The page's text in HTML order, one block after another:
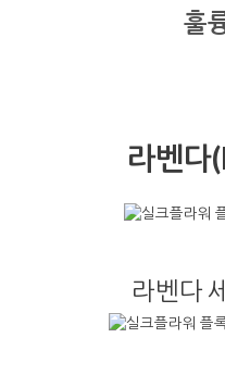
훌
라벤
라벤다